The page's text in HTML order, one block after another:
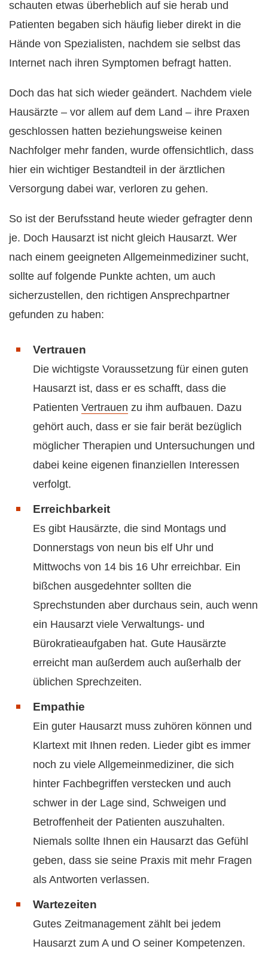
schauten etwas überheblich auf sie herab und
Patienten begaben sich häufig lieber direkt in die
Hände von Spezialisten, nachdem sie selbst das
Internet nach ihren Symptomen befragt hatten.
Doch das hat sich wieder geändert. Nachdem viele
Hausärzte – vor allem auf dem Land – ihre Praxen
geschlossen hatten beziehungsweise keinen
Nachfolger mehr fanden, wurde offensichtlich, dass
hier ein wichtiger Bestandteil in der ärztlichen
Versorgung dabei war, verloren zu gehen.
So ist der Berufsstand heute wieder gefragter denn
je. Doch Hausarzt ist nicht gleich Hausarzt. Wer
nach einem geeigneten Allgemeinmediziner sucht,
sollte auf folgende Punkte achten, um auch
sicherzustellen, den richtigen Ansprechpartner
gefunden zu haben:
Vertrauen
Die wichtigste Voraussetzung für einen guten
Hausarzt ist, dass er es schafft, dass die
Patienten Vertrauen zu ihm aufbauen. Dazu
gehört auch, dass er sie fair berät bezüglich
möglicher Therapien und Untersuchungen und
dabei keine eigenen finanziellen Interessen
verfolgt.
Erreichbarkeit
Es gibt Hausärzte, die sind Montags und
Donnerstags von neun bis elf Uhr und
Mittwochs von 14 bis 16 Uhr erreichbar. Ein
bißchen ausgedehnter sollten die
Sprechstunden aber durchaus sein, auch wenn
ein Hausarzt viele Verwaltungs- und
Bürokratieaufgaben hat. Gute Hausärzte
erreicht man außerdem auch außerhalb der
üblichen Sprechzeiten.
Empathie
Ein guter Hausarzt muss zuhören können und
Klartext mit Ihnen reden. Lieder gibt es immer
noch zu viele Allgemeinmediziner, die sich
hinter Fachbegriffen verstecken und auch
schwer in der Lage sind, Schweigen und
Betroffenheit der Patienten auszuhalten.
Niemals sollte Ihnen ein Hausarzt das Gefühl
geben, dass sie seine Praxis mit mehr Fragen
als Antworten verlassen.
Wartezeiten
Gutes Zeitmanagement zählt bei jedem
Hausarzt zum A und O seiner Kompetenzen.